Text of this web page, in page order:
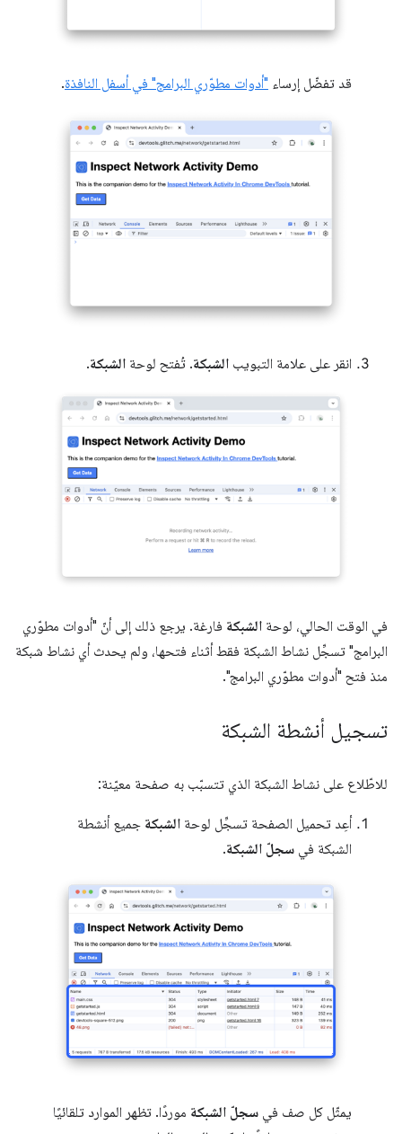
قد تفضّل إرساء "أدوات مطوّري البرامج" في أسفل النافذة.
انقر على علامة التبويب الشبكة. تُفتح لوحة الشبكة.
في الوقت الحالي، لوحة الشبكة فارغة. يرجع ذلك إلى أنّ "أدوات مطوّري
البرامج" تسجِّل نشاط الشبكة فقط أثناء فتحها، ولم يحدث أي نشاط شبكة
منذ فتح "أدوات مطوّري البرامج".
تسجيل أنشطة الشبكة
للاطّلاع على نشاط الشبكة الذي تتسبّب به صفحة معيّنة:
أعِد تحميل الصفحة تسجِّل لوحة الشبكة جميع أنشطة
الشبكة في سجلّ الشبكة.
يمثّل كل صف في سجلّ الشبكة موردًا. تظهر الموارد تلقائيًا